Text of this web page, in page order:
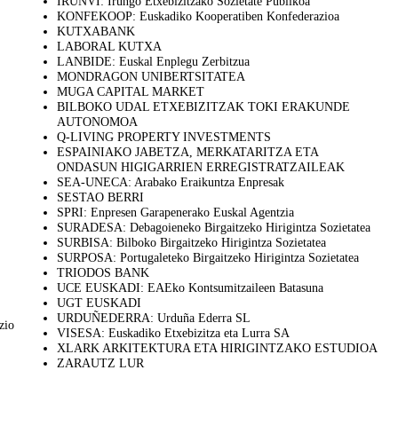
KONFEKOOP: Euskadiko Kooperatiben Konfederazioa
KUTXABANK
LABORAL KUTXA
LANBIDE: Euskal Enplegu Zerbitzua
MONDRAGON UNIBERTSITATEA
MUGA CAPITAL MARKET
BILBOKO UDAL ETXEBIZITZAK TOKI ERAKUNDE
AUTONOMOA
Q-LIVING PROPERTY INVESTMENTS
ESPAINIAKO JABETZA, MERKATARITZA ETA
ONDASUN HIGIGARRIEN ERREGISTRATZAILEAK
SEA-UNECA: Arabako Eraikuntza Enpresak
SESTAO BERRI
SPRI: Enpresen Garapenerako Euskal Agentzia
SURADESA: Debagoieneko Birgaitzeko Hirigintza Sozietatea
SURBISA: Bilboko Birgaitzeko Hirigintza Sozietatea
SURPOSA: Portugaleteko Birgaitzeko Hirigintza Sozietatea
TRIODOS BANK
UCE EUSKADI: EAEko Kontsumitzaileen Batasuna
UGT EUSKADI
URDUÑEDERRA: Urduña Ederra SL
VISESA: Euskadiko Etxebizitza eta Lurra SA
XLARK ARKITEKTURA ETA HIRIGINTZAKO ESTUDIOA
ZARAUTZ LUR